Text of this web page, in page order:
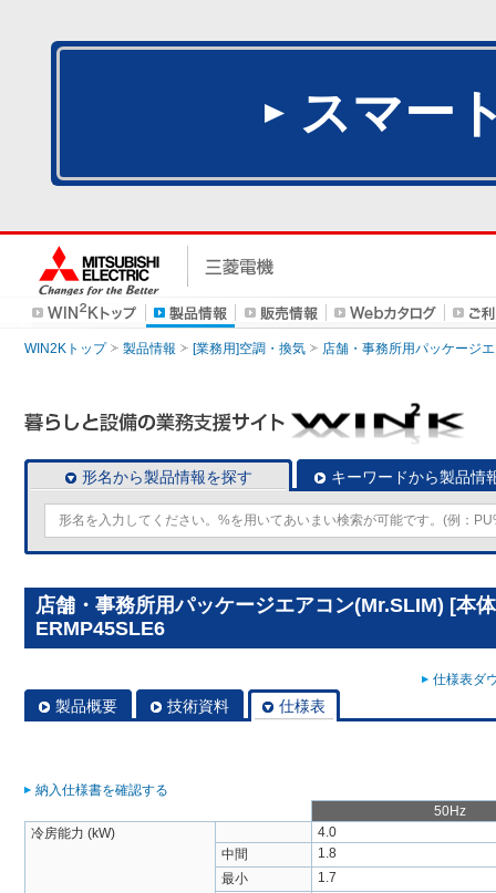
スマー
WIN2Kトップ 製品情報 [業務用]空調・換気 店舗・事務所用パッケージ
形名から製品情報を探す キーワードから製品情
店舗・事務所用パッケージエアコン(Mr.SLIM) [本
ERMP45SLE6
仕様表ダ
製品概要 技術資料 仕様表
納入仕様書を確認する
50Hz
冷房能力 (kW)
4.0
中間
1.8
最小
1.7